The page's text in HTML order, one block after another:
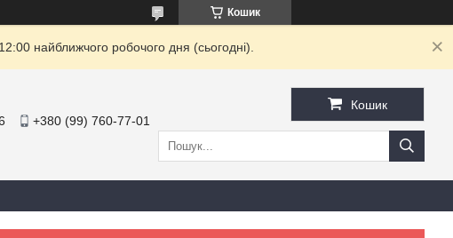
Кошик
найближчого робочого дня (сьогодні).
+380 (99) 760-77-01
Кошик